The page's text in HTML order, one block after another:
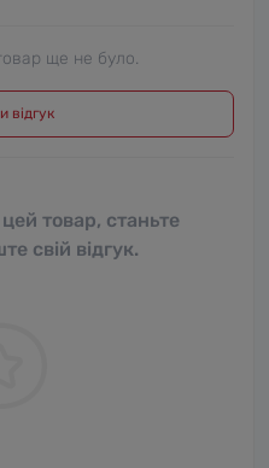
ще не було.
відгук
товар, станьте
свій відгук.